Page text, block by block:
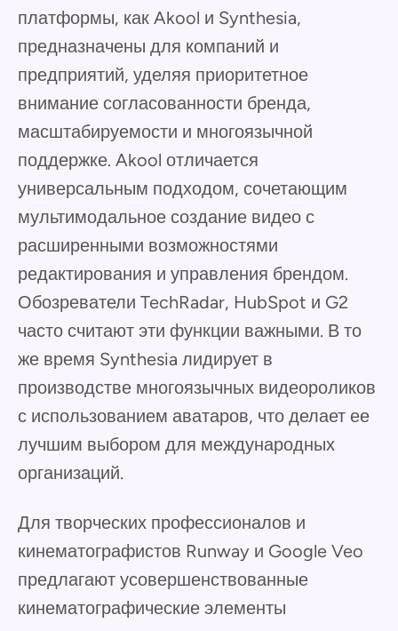
платформы, как Akool и Synthesia,
предназначены для компаний и
предприятий, уделяя приоритетное
внимание согласованности бренда,
масштабируемости и многоязычной
поддержке. Akool отличается
универсальным подходом, сочетающим
мультимодальное создание видео с
расширенными возможностями
редактирования и управления брендом.
Обозреватели TechRadar, HubSpot и G2
часто считают эти функции важными. В то
же время Synthesia лидирует в
производстве многоязычных видеороликов
с использованием аватаров, что делает ее
лучшим выбором для международных
организаций.
Для творческих профессионалов и
кинематографистов Runway и Google Veo
предлагают усовершенствованные
кинематографические элементы